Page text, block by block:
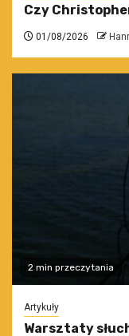
Czy
01/08/2026
2 min przeczytania
Artykuły
Warsztaty